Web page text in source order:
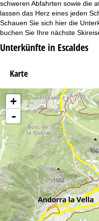
i
t
e
schweren Abfahrten sowie die
lassen das Herz eines jeden
Schauen Sie sich hier die
buchen Sie Ihre nächste
Unterkünfte in Escaldes
Karte
+
-